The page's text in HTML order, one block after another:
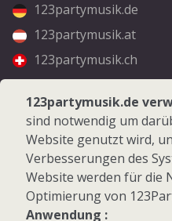
123partymusik.de
123partymusik.at
123partymusik.ch
Folgen Sie uns
Facebook
Instagram
123partymusik.de
sind notwendig um
Website genutzt wird,
Verbesserungen des
Website werden für die
Optimierung von
Anwendung :